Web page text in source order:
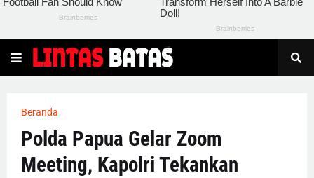
Beranda
Polda Papua Gelar Zoom
Meeting, Kapolri Tekankan